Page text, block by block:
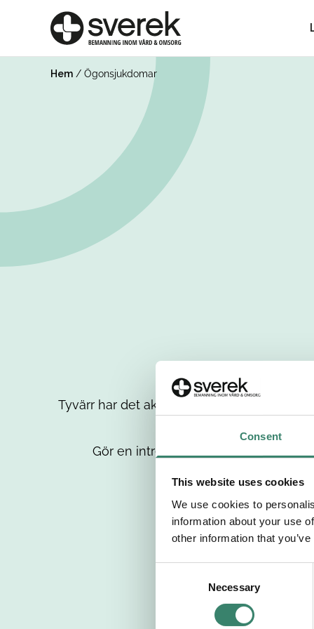
Consent
This website uses cookies
We use cookies to
information about your use
other information that
Necessary
Hem / Ögonsjukdomar
Tyvärr har det aktuella jobbet tagits bort
Gör en intresseanmälan så